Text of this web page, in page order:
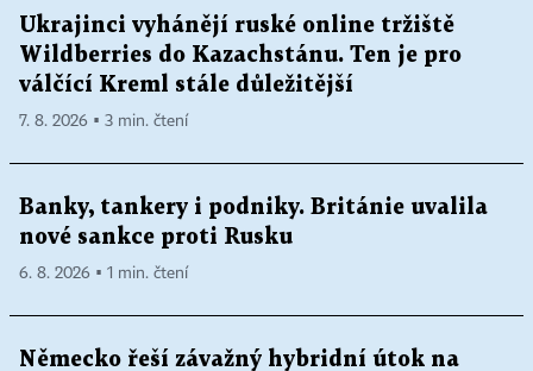
Ukrajinci vyhánějí ruské online tržiště
Wildberries do Kazachstánu. Ten je pro
válčící Kreml stále důležitější
7. 8. 2026 ▪ 3 min. čtení
Banky, tankery i podniky. Británie uvalila
nové sankce proti Rusku
6. 8. 2026 ▪ 1 min. čtení
Německo řeší závažný hybridní útok na